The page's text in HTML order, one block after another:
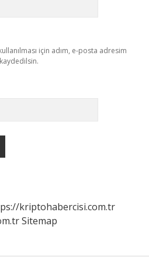
için adım, e-posta adresim
kriptohabercisi.com.tr
Sitemap